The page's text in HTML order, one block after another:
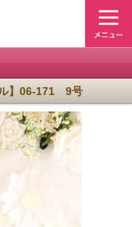
ル】06-171 9号